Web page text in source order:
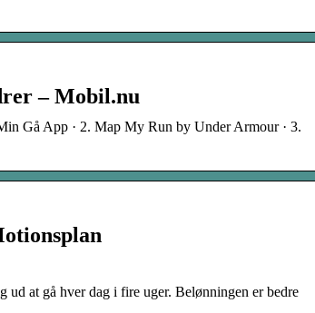
– Mobil.nu
Gå App · 2. Map My Run by Under Armour · 3.
at gå hver dag i fire uger. Belønningen er bedre